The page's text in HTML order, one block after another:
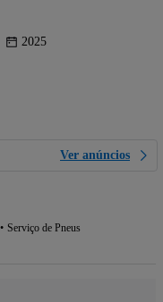
2025
Ver anúncios
Serviço de Pneus